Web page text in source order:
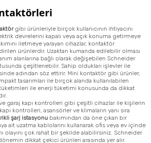
gibi ürünleriyle birçok kullanıcının ihtiyacını
devrelerini kapalı veya açık konuma getirmeye
iletmeye yarayan cihazlar, kontaktör
ürünlerdir. Uzaktan kumanda edilebilir olması
alanlarına bağlı olarak değişebilen Schneider
çeşitlenebilir. Sahip oldukları işlevler ile
adından söz ettirir. Mini kontaktör gibi ürünler,
tasarımları ile birçok alanda kullanılabilen
ile enerji tüketimi konusunda da dikkat
garaj kapı kontrolleri gibi çeşitli cihazlar ile kişilerin
kontrolleri, asansörler ve klimaların yanı sıra
şarj istasyonu bakımından da öne çıkan bir
ait uzatma kablolarını kullanarak ofis veya ev içinde
olayını çok rahat bir şekilde alabilirsiniz. Schneider
dikkat çekici ürünleri arasında yer alır.